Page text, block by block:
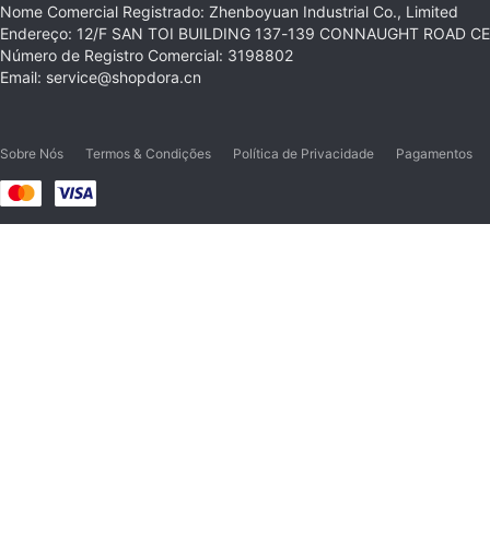
Nome Comercial Registrado: Zhenboyuan Industrial Co., Limited
Endereço: 12/F SAN TOI BUILDING 137-139 CONNAUGHT ROAD
Número de Registro Comercial: 3198802
Email: service@shopdora.cn
Sobre Nós Termos & Condições Política de Privacidade Pagamentos